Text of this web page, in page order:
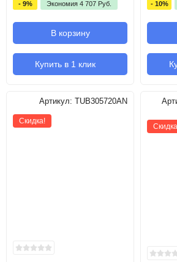
- 9% Экономия 4 707 Руб.
В корзину
Купить в 1 клик
- 10%
Артикул: TUB305720AN
Скидка!